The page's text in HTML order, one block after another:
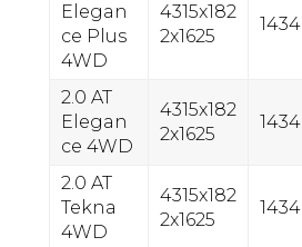
Elegan
ce Plus
4WD
4315x182
2x1625
1434
2.0 AT
Elegan
ce 4WD
4315x182
2x1625
1434
2.0 AT
Tekna
4WD
4315x182
2x1625
1434